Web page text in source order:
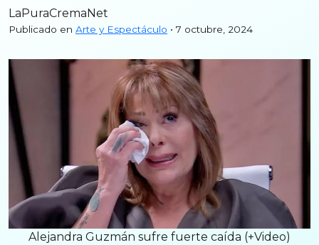
LaPuraCremaNet
Publicado en Arte y Espectáculo • 7 octubre, 2024
Alejandra Guzmán sufre fuerte caída (+Video)